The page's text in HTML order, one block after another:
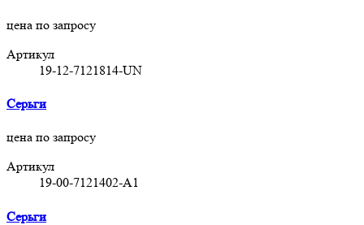
цена по запросу
Артикул
19-12-7121814-UN
Серьги
цена по запросу
Артикул
19-00-7121402-A1
Серьги